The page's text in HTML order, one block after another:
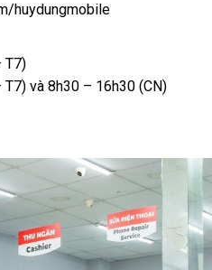
huydungmobile
T7)
và 8h30 – 16h30 (CN)